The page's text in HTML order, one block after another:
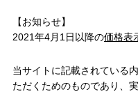
【お知らせ】
2021年4月1日以降の価格表
当サイトに記載されている
ただくためのものであり、